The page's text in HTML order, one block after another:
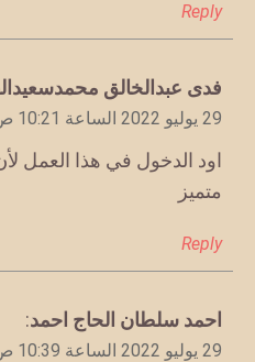
Reply
يقول
فدى عبدالخالق
29 يوليو 2022 الساعة 10:21 ص
اود الدخول في هذا العمل
متميز
Reply
يقول
احمد سلطان الحاج احمد:
29 يوليو 2022 الساعة 10:39 ص